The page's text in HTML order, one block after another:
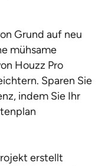
Grund auf neu
mühsame
Houzz Pro
Sparen Sie
indem Sie Ihr
erstellt